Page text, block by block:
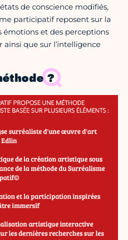
de conscience modifiés,
participatif reposent sur la
émotions et des perceptions
que sur l’intelligence
?